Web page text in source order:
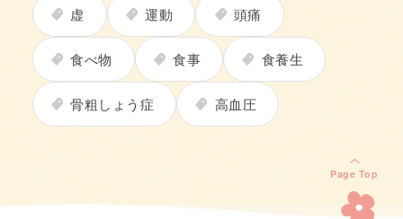
虚 運動 頭痛
食べ物 食事 食養生
骨粗しょう症 高血圧
Page Top